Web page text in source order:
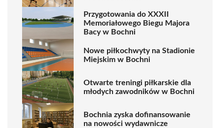
Przygotowania do XXXII
Memoriałowego Biegu Majora
Bacy w Bochni
Nowe piłkochwyty na Stadionie
Miejskim w Bochni
Otwarte treningi piłkarskie dla
młodych zawodników w Bochni
Bochnia zyska dofinansowanie
na nowości wydawnicze